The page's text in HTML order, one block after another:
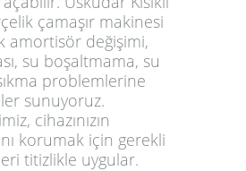
çamaşır makinesi
amortisör değişimi,
su boşaltmama, su
problemlerine
sunuyoruz.
cihazınızın
korumak için gerekli
titizlikle uygular.